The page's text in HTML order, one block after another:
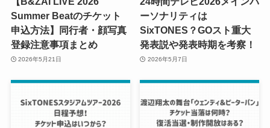
Summer Beatのチケット
申込方法】同行者・顔写真
登録注意事項まとめ
2026年5月21日
ーソナリティは
SixTONES？GOスト重大
発表説や発表時期を考察！
2026年5月7日